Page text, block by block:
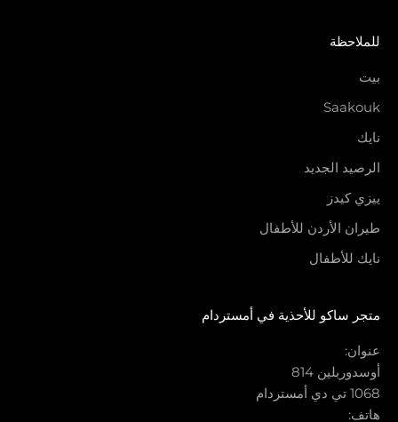
للملاحظة
بيت
Saakouk
نايك
الرصيد الجديد
ييزي كيدز
طيران الأردن للأطفال
نايك للأطفال
متجر ساكو للأحذية في أمستردام
عنوان:
أوسدوربلين 814
1068 تي دي أمستردام
هاتف: